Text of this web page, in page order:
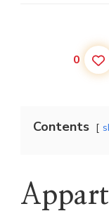
0
Contents